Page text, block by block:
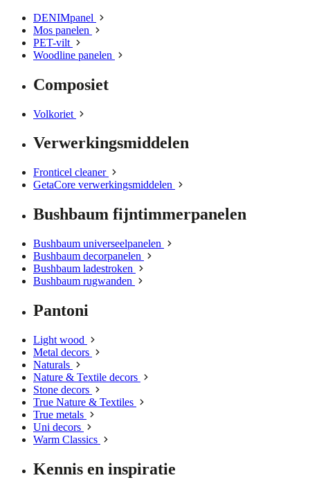
DENIMpanel
Mos panelen
PET-vilt
Woodline panelen
Composiet
Volkoriet
Verwerkingsmiddelen
Fronticel cleaner
GetaCore verwerkingsmiddelen
Bushbaum fijntimmerpanelen
Bushbaum universeelpanelen
Bushbaum decorpanelen
Bushbaum ladestroken
Bushbaum rugwanden
Pantoni
Light wood
Metal decors
Naturals
Nature & Textile decors
Stone decors
True Nature & Textiles
True metals
Uni decors
Warm Classics
Kennis en inspiratie